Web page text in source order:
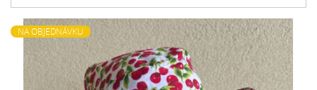
NA OBJEDNÁVKU